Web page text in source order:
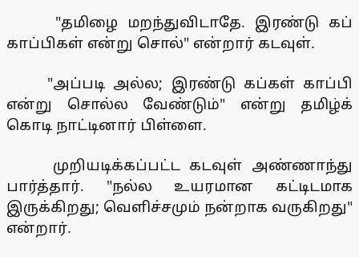
"தமிழை மறந்துவிடாதே. இரண்டு கப்
காப்பிகள் என்று சொல்" என்றார் கடவுள்.
"அப்படி அல்ல; இரண்டு கப்கள் காப்பி
என்று சொல்ல வேண்டும்" என்று தமிழ்க்
கொடி நாட்டினார் பிள்ளை.
முறியடிக்கப்பட்ட கடவுள் அண்ணாந்து
பார்த்தார். "நல்ல உயரமான கட்டிடமாக
இருக்கிறது; வெளிச்சமும் நன்றாக வருகிறது"
என்றார்.